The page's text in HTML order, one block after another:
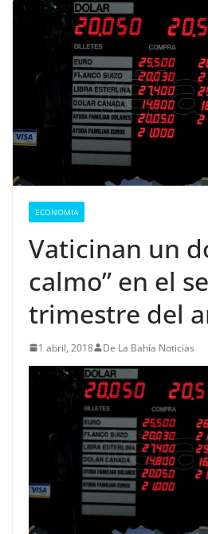
ECONOMIA
Vaticinan un
calmo” en el
trimestre del
1 abril, 2018 De La Bahía Noticias